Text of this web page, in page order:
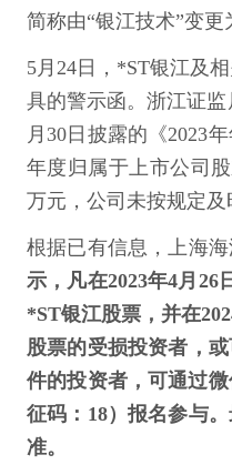
简称由“银江技术”变更
5月24日，*ST银江及
具的警示函。浙江证
月30日披露的《2023
年度归属于上市公司
万元，公司未按规定及
根据已有信息，上海
示，凡在2023年4月26
*ST银江股票，并在
股票的受损投资者，
件的投资者，可通过
征码：18）报名参与
准。